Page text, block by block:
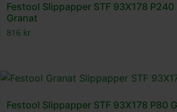
Festool Slippapper STF 93X178 P240
Granat
816 kr
Festool Slippapper STF 93X178 P80